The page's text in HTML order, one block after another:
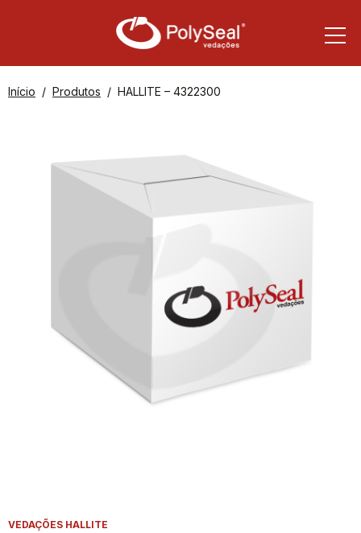
Início Produtos HALLITE – 4322300
VEDAÇÕES HALLITE